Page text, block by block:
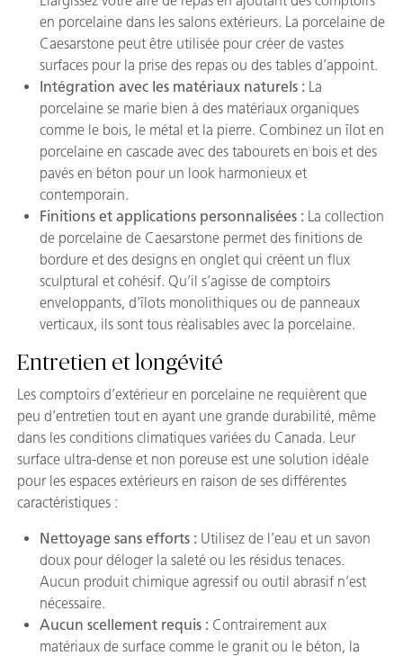
en porcelaine dans les salons extérieurs. La porcelaine de
Caesarstone peut être utilisée pour créer de vastes
surfaces pour la prise des repas ou des tables d’appoint.
Intégration avec les matériaux naturels : La
porcelaine se marie bien à des matériaux organiques
comme le bois, le métal et la pierre. Combinez un îlot en
porcelaine en cascade avec des tabourets en bois et des
pavés en béton pour un look harmonieux et
contemporain.
Finitions et applications personnalisées : La collection
de porcelaine de Caesarstone permet des finitions de
bordure et des designs en onglet qui créent un flux
sculptural et cohésif. Qu’il s’agisse de comptoirs
enveloppants, d’îlots monolithiques ou de panneaux
verticaux, ils sont tous réalisables avec la porcelaine.
Entretien et longévité
Les comptoirs d’extérieur en porcelaine ne requièrent que
peu d’entretien tout en ayant une grande durabilité, même
dans les conditions climatiques variées du Canada. Leur
surface ultra-dense et non poreuse est une solution idéale
pour les espaces extérieurs en raison de ses différentes
caractéristiques :
Nettoyage sans efforts : Utilisez de l’eau et un savon
doux pour déloger la saleté ou les résidus tenaces.
Aucun produit chimique agressif ou outil abrasif n’est
nécessaire.
Aucun scellement requis : Contrairement aux
matériaux de surface comme le granit ou le béton, la